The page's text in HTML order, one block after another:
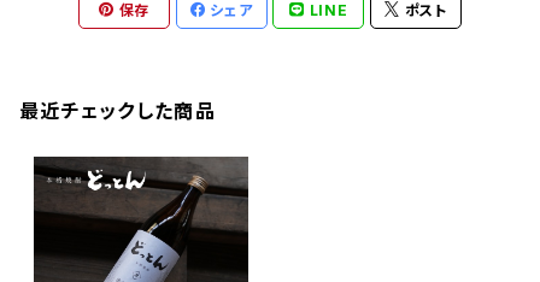
保存 シェア LINE ポスト
最近チェックした商品